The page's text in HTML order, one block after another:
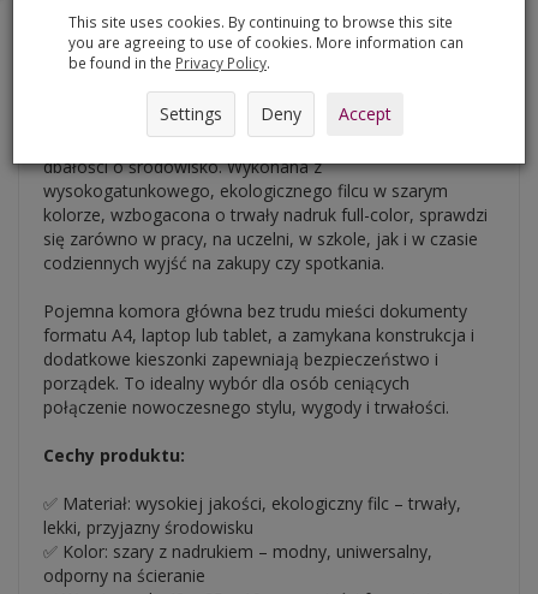
add to shopping cart
Stylowa i praktyczna torba filcowa CITY marki Bertoni to
połączenie eleganckiego designu, funkcjonalności i
dbałości o środowisko. Wykonana z
wysokogatunkowego, ekologicznego filcu w szarym
kolorze, wzbogacona o trwały nadruk full-color, sprawdzi
się zarówno w pracy, na uczelni, w szkole, jak i w czasie
codziennych wyjść na zakupy czy spotkania.
Pojemna komora główna bez trudu mieści dokumenty
formatu A4, laptop lub tablet, a zamykana konstrukcja i
dodatkowe kieszonki zapewniają bezpieczeństwo i
porządek. To idealny wybór dla osób ceniących
połączenie nowoczesnego stylu, wygody i trwałości.
Cechy produktu:
✅ Materiał: wysokiej jakości, ekologiczny filc – trwały,
lekki, przyjazny środowisku
✅ Kolor: szary z nadrukiem – modny, uniwersalny,
odporny na ścieranie
This site uses cookies. By continuing to browse this site
you are agreeing to use of cookies. More information can
be found in the Privacy Policy.
Settings Deny Accept